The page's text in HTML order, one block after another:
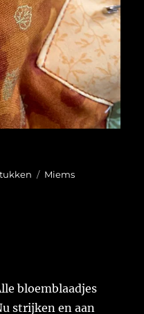
Tags
Miems
bloemblaadjes
strijken en aan